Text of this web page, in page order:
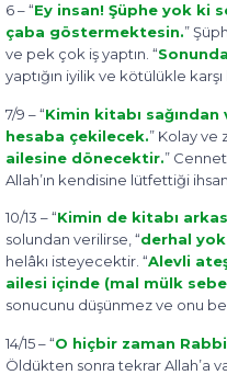
6 – “Ey insan! Şüphe yok ki
çaba göstermektesin.”
ve pek çok iş yaptın. “
yaptığın iyilik ve kötülükle
7/9 – “Kimin kitabı
hesaba çekilecek.” Kolay ve
ailesine dönecektir.”
Allah’ın kendisine lütfettiği
10/13 – “Kimin de kitabı
solundan verilirse, “derhal
helâkı isteyecektir. “Alevli
ailesi içinde (mal mülk
sonucunu düşünmez ve onu
14/15 – “O hiçbir zaman
Öldükten sonra tekrar Allah’a